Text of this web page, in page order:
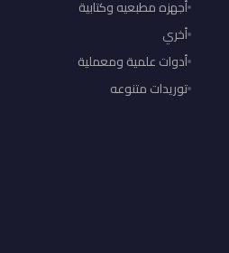
أجهزه مطبعيه وكتابية
أخري
أدوات علمية ومعملية
توريدات متنوعه